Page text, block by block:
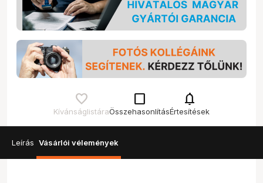
Kívánságlistára
check_box_outline_blank
Összehasonlítás
notifications
Értesítések
Leírás Vásárlói vélemények